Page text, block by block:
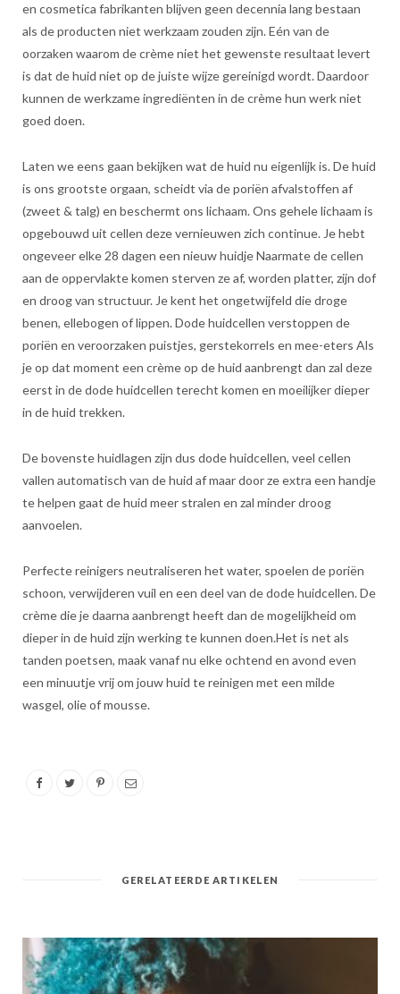
en cosmetica fabrikanten blijven geen decennia lang bestaan
als de producten niet werkzaam zouden zijn. Eén van de
oorzaken waarom de crème niet het gewenste resultaat levert
is dat de huid niet op de juiste wijze gereinigd wordt. Daardoor
kunnen de werkzame ingrediënten in de crème hun werk niet
goed doen.
Laten we eens gaan bekijken wat de huid nu eigenlijk is. De huid
is ons grootste orgaan, scheidt via de poriën afvalstoffen af
(zweet & talg) en beschermt ons lichaam. Ons gehele lichaam is
opgebouwd uit cellen deze vernieuwen zich continue. Je hebt
ongeveer elke 28 dagen een nieuw huidje Naarmate de cellen
aan de oppervlakte komen sterven ze af, worden platter, zijn dof
en droog van structuur. Je kent het ongetwijfeld die droge
benen, ellebogen of lippen. Dode huidcellen verstoppen de
poriën en veroorzaken puistjes, gerstekorrels en mee-eters Als
je op dat moment een crème op de huid aanbrengt dan zal deze
eerst in de dode huidcellen terecht komen en moeilijker dieper
in de huid trekken.
De bovenste huidlagen zijn dus dode huidcellen, veel cellen
vallen automatisch van de huid af maar door ze extra een handje
te helpen gaat de huid meer stralen en zal minder droog
aanvoelen.
Perfecte reinigers neutraliseren het water, spoelen de poriën
schoon, verwijderen vuil en een deel van de dode huidcellen. De
crème die je daarna aanbrengt heeft dan de mogelijkheid om
dieper in de huid zijn werking te kunnen doen.Het is net als
tanden poetsen, maak vanaf nu elke ochtend en avond even
een minuutje vrij om jouw huid te reinigen met een milde
wasgel, olie of mousse.
GERELATEERDE ARTIKELEN